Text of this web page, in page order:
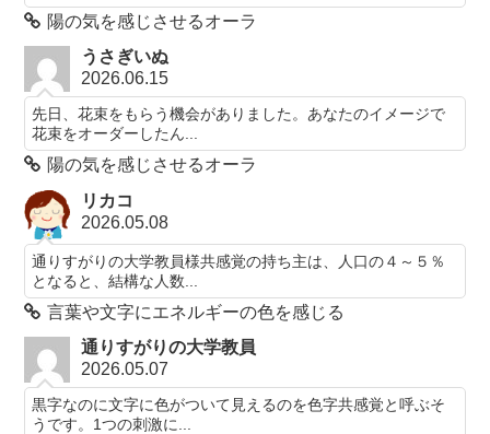
陽の気を感じさせるオーラ
うさぎいぬ
2026.06.15
先日、花束をもらう機会がありました。あなたのイメージで
花束をオーダーしたん...
陽の気を感じさせるオーラ
リカコ
2026.05.08
通りすがりの大学教員様共感覚の持ち主は、人口の４～５％
となると、結構な人数...
言葉や文字にエネルギーの色を感じる
通りすがりの大学教員
2026.05.07
黒字なのに文字に色がついて見えるのを色字共感覚と呼ぶそ
うです。1つの刺激に...